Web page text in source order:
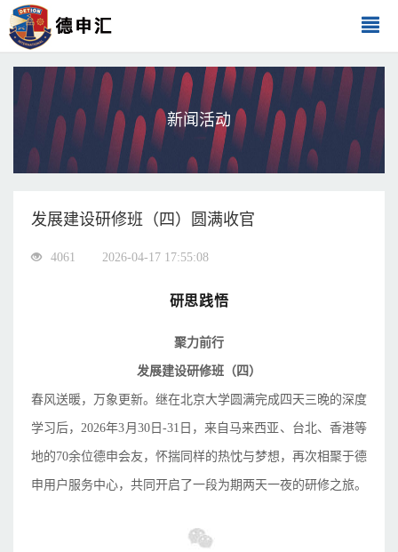
新闻活动
发展建设研修班（四）圆满收官
4061 2026-04-17 17:55:08
研思践悟
聚力前行
发展建设研修班（四）
春风送暖，万象更新。继在北京大学圆满完成四天三晚的深度
学习后，2026年3月30日-31日，来自马来西亚、台北、香港等
地的70余位德申会友，怀揣同样的热忱与梦想，再次相聚于德
申用户服务中心，共同开启了一段为期两天一夜的研修之旅。